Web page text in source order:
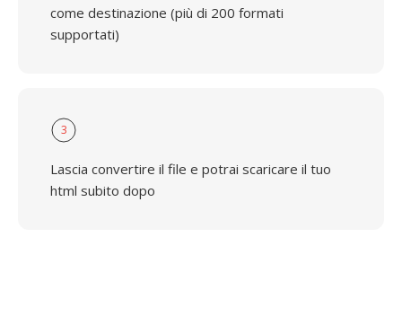
come destinazione (più di 200 formati
supportati)
3
Lascia convertire il file e potrai scaricare il tuo
html subito dopo